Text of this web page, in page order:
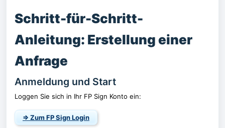
Schritt-für-Schritt-
Anleitung: Erstellung einer
Anfrage
Anmeldung und Start
Loggen Sie sich in Ihr FP Sign Konto ein:
⇒ Zum FP Sign Login